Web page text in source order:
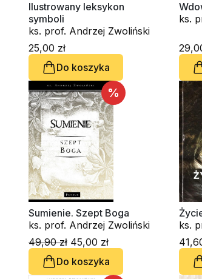
Ilustrowany leksykon
symboli
ks. prof. Andrzej Zwoliński
25,00 zł
Do koszyka
ks.
%
Sumienie. Szept Boga
ks. prof. Andrzej Zwoliński
49,90 zł 45,00 zł
Do koszyka
ks.